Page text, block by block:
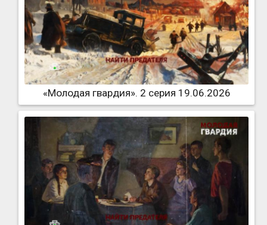
«Молодая гвардия». 2 серия 19.06.2026